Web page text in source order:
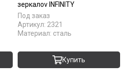
зеркалоv INFINITY
Под заказ
Артикул: 2321
Материал: сталь
Купить